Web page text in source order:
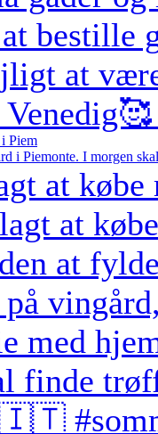
Piem
at